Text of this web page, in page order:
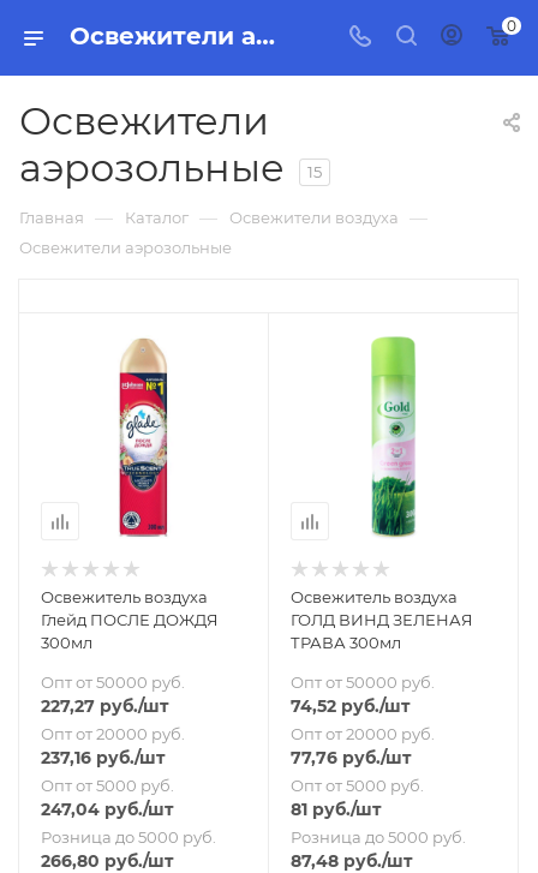
Освежители аэрозольные, бытовая химия, товары для уборки для дома и офиса. Интернет-магазин Торг Групп 0
Освежители
аэрозольные
15
Главная — Каталог — Освежители воздуха —
Освежители аэрозольные
Освежитель воздуха
Глейд ПОСЛЕ ДОЖДЯ
300мл
Опт от 50000 руб.
227,27 руб./шт
Опт от 20000 руб.
237,16 руб./шт
Опт от 5000 руб.
247,04 руб./шт
Розница до 5000 руб.
266,80 руб./шт
Освежитель воздуха
ГОЛД ВИНД ЗЕЛЕНАЯ
ТРАВА 300мл
Опт от 50000 руб.
74,52 руб./шт
Опт от 20000 руб.
77,76 руб./шт
Опт от 5000 руб.
81 руб./шт
Розница до 5000 руб.
87,48 руб./шт